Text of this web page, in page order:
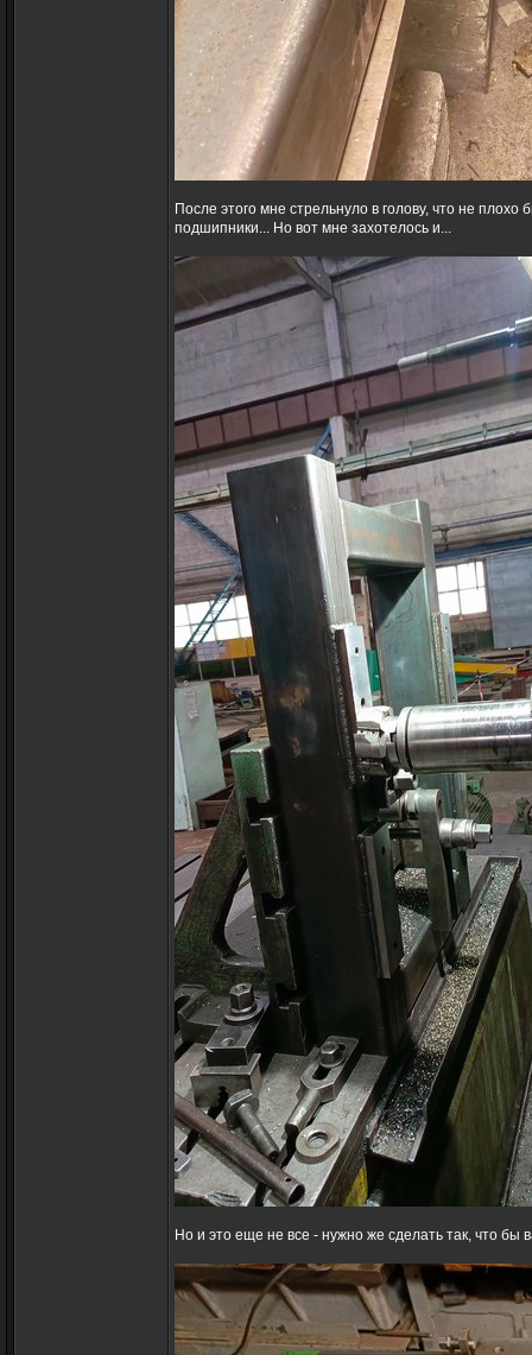
После этого мне стрельнуло в голову, что не
подшипники... Но вот мне захотелось и...
Но и это еще не все - нужно же сделать так, что